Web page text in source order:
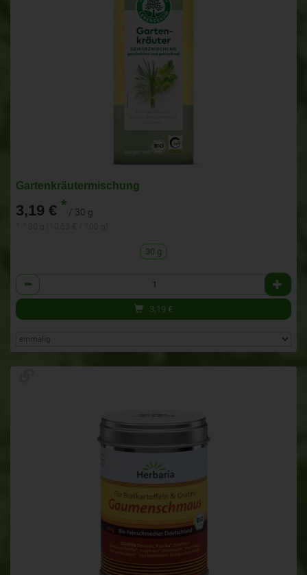
Gartenkräutermischung
3,19 € * / 30 g
30 g
Anzahl
3,19 €